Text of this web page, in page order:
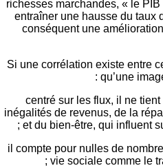
richesses marchandes, «
entraîner une hausse du
conséquent une
Si une corrélation existe
qu’une
« - centré sur les flux, il
inégalités de revenus, de
et du bien-être, qui
- il compte pour nulles de
vie sociale